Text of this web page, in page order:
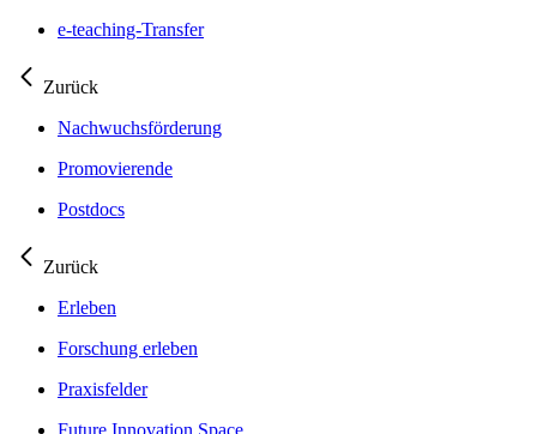
e-teaching-Transfer
Zurück
Nachwuchsförderung
Promovierende
Postdocs
Zurück
Erleben
Forschung erleben
Praxisfelder
Future Innovation Space